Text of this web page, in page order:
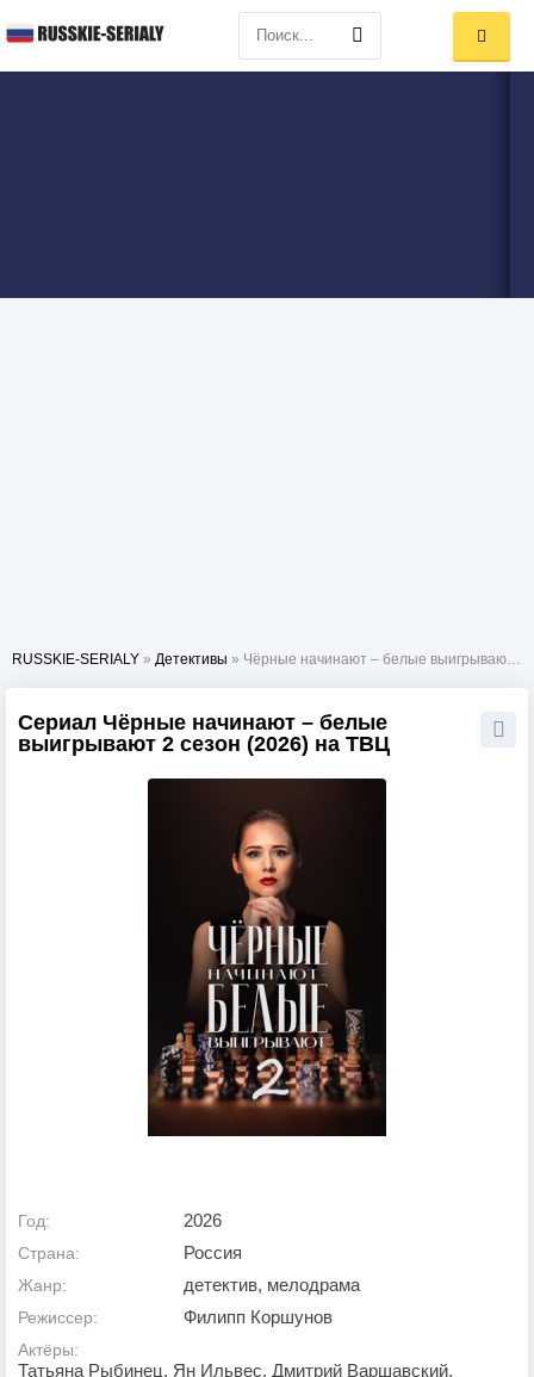
RUSSKIE-SERIALY » Детективы » Чёрные начинают – белые выигрывают 2 сезон
Сериал Чёрные начинают – белые
выигрывают 2 сезон (2026) на ТВЦ
Год: 2026
Страна: Россия
Жанр: детектив, мелодрама
Режиссер: Филипп Коршунов
Актёры:
Татьяна Рыбинец, Ян Ильвес, Дмитрий Варшавский,